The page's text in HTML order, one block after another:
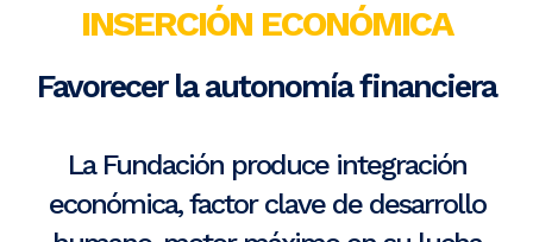
INSERCIÓN ECONÓMICA
Favorecer la autonomía financiera
La Fundación produce integración
económica, factor clave de desarrollo